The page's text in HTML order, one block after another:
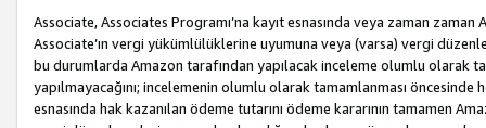
Associate, Associates Programı’na kayıt esnasında veya zaman
Associate’ın vergi yükümlülüklerine uyumuna veya (varsa) vergi
bu durumlarda Amazon tarafından yapılacak inceleme olumlu olarak
yapılmayacağını; incelemenin olumlu olarak tamamlanması
esnasında hak kazanılan ödeme tutarını ödeme kararının tamamen